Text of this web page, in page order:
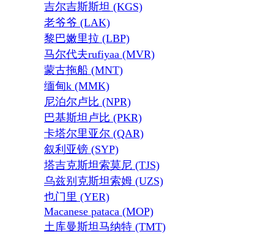
吉尔吉斯斯坦 (KGS)
老爷爷 (LAK)
黎巴嫩里拉 (LBP)
马尔代夫rufiyaa (MVR)
蒙古拖船 (MNT)
缅甸k (MMK)
尼泊尔卢比 (NPR)
巴基斯坦卢比 (PKR)
卡塔尔里亚尔 (QAR)
叙利亚镑 (SYP)
塔吉克斯坦索莫尼 (TJS)
乌兹别克斯坦索姆 (UZS)
也门里 (YER)
Macanese pataca (MOP)
土库曼斯坦马纳特 (TMT)